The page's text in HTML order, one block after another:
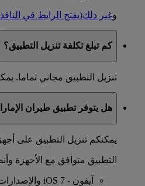
وغير ذلك(يفتح الرابط في
كم تبلغ تكلفة تنزيل التطبيق؟
تنزيل التطبيق مجاني تماما.
هل يتوفر تطبيق طيران
يمكنكم تنزيل التطبيق على
التطبيق متوافق مع الأجهزة
آيفون - iOS 7 والإصدارات التالية